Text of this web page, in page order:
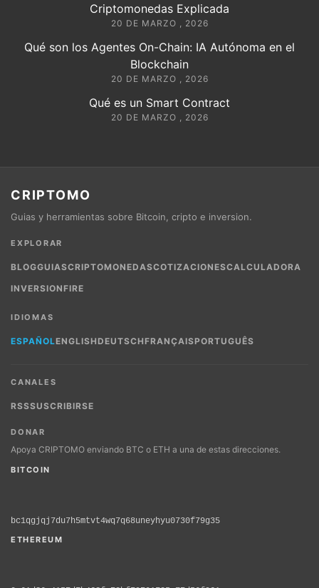
Criptomonedas Explicada
20 DE MARZO , 2026
Qué son los Agentes On-Chain: IA Autónoma en el
Blockchain
20 DE MARZO , 2026
Qué es un Smart Contract
20 DE MARZO , 2026
CRIPTOMO
Guias y herramientas sobre Bitcoin, cripto e inversion.
EXPLORAR
BLOGGUIASCRIPTOMONEDASCOTIZACIONESCALCULADORA
INVERSIONFIRE
IDIOMAS
ESPAÑOLENGLISHDEUTSCHFRANÇAISPORTUGUÊS
CANALES
RSSSUSCRIBIRSE
DONAR
Apoya CRIPTOMO enviando BTC o ETH a una de estas direcciones.
BITCOIN
bc1qgjqj7du7h5mtvt4wq7q68uneyhyu0730f79g35
ETHEREUM